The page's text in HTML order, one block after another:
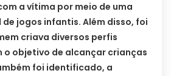
a vítima por meio de uma
jogos infantis. Além disso, foi
criava diversos perfis
o objetivo de alcançar crianças
foi identificado, a